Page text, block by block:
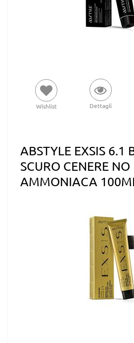
Wishlist Dettagli
ABSTYLE EXSIS 6.1
SCURO CENERE NO
AMMONIACA